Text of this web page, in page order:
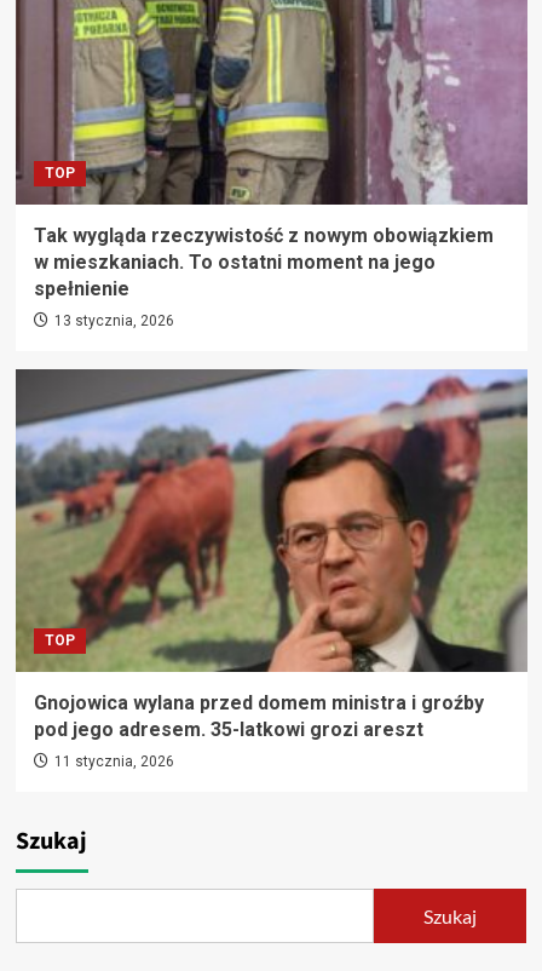
TOP
Tak wygląda rzeczywistość z nowym obowiązkiem
w mieszkaniach. To ostatni moment na jego
spełnienie
13 stycznia, 2026
TOP
Gnojowica wylana przed domem ministra i groźby
pod jego adresem. 35-latkowi grozi areszt
11 stycznia, 2026
Szukaj
Szukaj